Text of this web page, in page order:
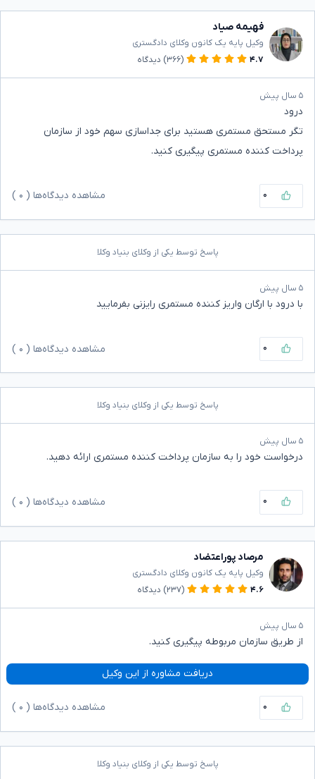
فهیمه صیاد
وکیل پایه یک کانون وکلای دادگستری
۴.۷
(۳۶۶) دیدگاه
۵ سال پیش
درود
تگر مستحق مستمری هستید برای جداسازی سهم خود از سازمان
پرداخت کننده مستمری پیگیری کنید.
۰ مشاهده دیدگاه‌ها ( ۰
پاسخ توسط یکی از وکلای بنیاد وکلا
۵ سال پیش
با درود با ارگان واریز کننده مستمری رایزنی بفرمایید
۰ مشاهده دیدگاه‌ها ( ۰
پاسخ توسط یکی از وکلای بنیاد وکلا
۵ سال پیش
درخواست خود را به سازمان پرداخت کننده مستمری ارائه دهید.
۰ مشاهده دیدگاه‌ها ( ۰
مرصاد پوراعتضاد
وکیل پایه یک کانون وکلای دادگستری
۴.۶
(۲۳۷) دیدگاه
۵ سال پیش
از طریق سازمان مربوطه پیگیری کنید.
دریافت مشاوره از این وکیل
۰ مشاهده دیدگاه‌ها ( ۰
پاسخ توسط یکی از وکلای بنیاد وکلا